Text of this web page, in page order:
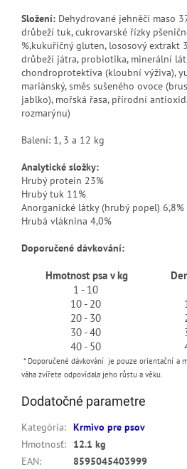
Složení: Dehydrované jehněčí maso
drůbeží tuk, cukrovarské řízky
%,kukuřičný gluten, lososový extrakt
drůbeží játra, probiotika, minerální
chondroprotektiva (kloubní výživa),
mariánský, směs sušeného ovoce
jablko), mořská řasa, přírodní
rozmarýnu)
Balení: 1, 3 a 12 kg
Analytické složky:
Hrubý protein 23%
Hrubý tuk 11%
Anorganické látky (hrubý popel) 6,8%
Hrubá vláknina 4,0%
Doporučené dávkování:
Hmotnost psa v kg
1 - 10
10 - 20
20 - 30
30 - 40
40 - 50
* Doporučené dávkování je pouze orientační a
váha zvířete odpovídala jeho růstu a věku.
Dodatočné parametre
Kategória: Krmivo pre psov
Hmotnosť:
12.1 kg
EAN: 8595045403999